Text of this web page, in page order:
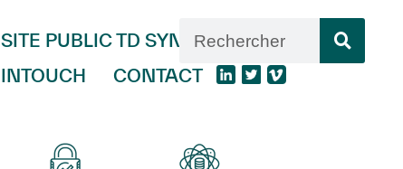
SITE PUBLIC TD SYNNEX
INTOUCH
CONTACT